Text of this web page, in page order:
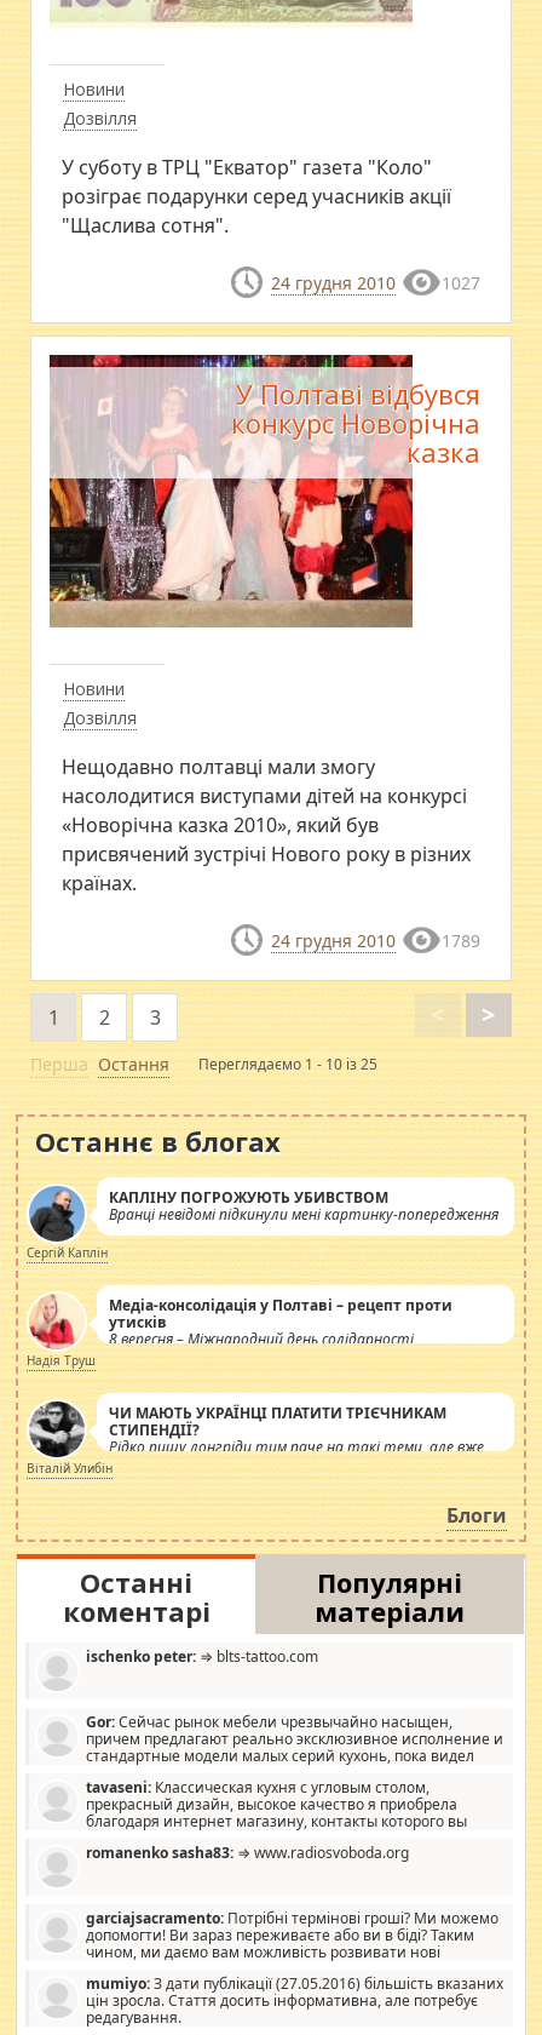
Новини
Дозвілля
У суботу в ТРЦ "Екватор" газета "Коло"
розіграє подарунки серед учасників акції
"Щаслива сотня".
24 грудня 2010 1027
Новини
Дозвілля
У Полтаві відбувся
конкурс Новорічна
казка
Нещодавно полтавці мали змогу
насолодитися виступами дітей на конкурсі
«Новорічна казка 2010», який був
присвячений зустрічі Нового року в різних
країнах.
24 грудня 2010 1789
Перша
<
1 2 3 >
Остання Переглядаємо 1 - 10 із 25
Останнє в блогах
КАПЛІНУ ПОГРОЖУЮТЬ УБИВСТВОМ
Вранці невідомі підкинули мені картинку-попередження
Сергій Каплін
Медіа-консолідація у Полтаві – рецепт проти
утисків
8 вересня – Міжнародний день солідарності
журналістів.
Надія Труш
ЧИ МАЮТЬ УКРАЇНЦІ ПЛАТИТИ ТРІЄЧНИКАМ
СТИПЕНДІЇ?
Рідко пишу лонгріди тим паче на такі теми, але вже
просто дістало! Обурюють сьогоднішні інсенуації
навколо стипендіального питання. Штучно
роздувається ще одна соціальна катастрофа.
Віталій Улибін
Блоги
Останні
коментарі
Популярні
матеріали
ischenko peter: ⇒ blts-tattoo.com
Gor:Сейчас рынок мебели чрезвычайно насыщен,
причем предлагают реально эксклюзивное исполнение и
стандартные модели малых серий кухонь, пока видел
стандартные формы, в MebelOk, креативненько и что главное -
со вкусом все в порядке, без ненужных наворотов удорожающих
мебель, а это не последний фактор.
tavaseni: Классическая кухня с угловым столом,
прекрасный дизайн, высокое качество я приобрела
благодаря интернет магазину, контакты которого вы
romanenko sasha83: ⇒ www.radiosvoboda.org
garciajsacramento: Потрібні термінові гроші? Ми можемо
допомогти! Ви зараз переживаєте або ви в біді? Таким
чином, ми даємо вам можливість розвивати нові
допомагати людям, які намагаються дати їм шанс. Кожен
заслуговує на другий шанс, і, оскільки влада не зможе, вони
повинні приймати від інших. Для нас нема багато суми, і зрілість
mumiyo:З дати публікації (27.05.2016) більшість вказаних
цін зросла. Стаття досить інформативна, але потребує
редагування.